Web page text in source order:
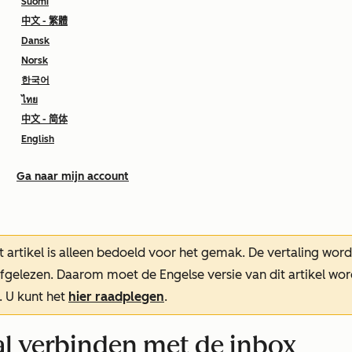
中文 - 繁體
Dansk
Norsk
한국어
ไทย
中文 - 简体
English
Ga naar mijn account
artikel is alleen bedoeld voor het gemak. De vertaling
Daarom moet de Engelse versie van dit artikel
U kunt het hier raadplegen.
verbinden met de inbox